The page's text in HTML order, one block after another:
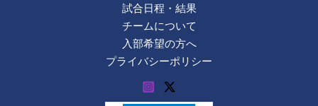
試合日程・結果
チームについて
入部希望の方へ
プライバシーポリシー